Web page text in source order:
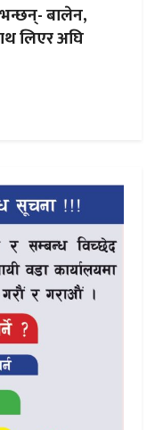
भन्छन्- बालेन,
लिएर अघि